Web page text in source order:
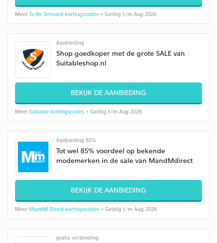
Meer To Be Dressed kortingscodes • Geldig t/m Aug 2026
Aanbieding
Shop goedkoper met de grote SALE van
Suitableshop.nl
BEKIJK DE AANBIEDING
Meer Suitable kortingscodes • Geldig t/m Aug 2026
Aanbieding 85%
Tot wel 85% voordeel op bekende
modemerken in de sale van MandMdirect
BEKIJK DE AANBIEDING
Meer MandM Direct kortingscodes • Geldig t/m Aug 2026
gratis verzending